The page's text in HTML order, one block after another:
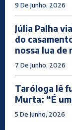
9 De Junho, 2026
Júlia Palha
do
nossa lua de
7 De Junho, 2026
Taróloga lê
Murta: “É
5 De Junho, 2026